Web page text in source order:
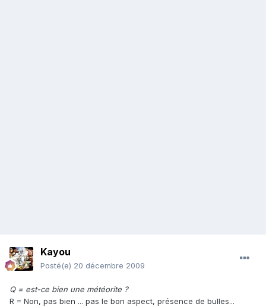
Kayou
Posté(e) 20 décembre 2009
Q = est-ce bien une météorite ?
R = Non, pas bien ... pas le bon aspect, présence de bulles...